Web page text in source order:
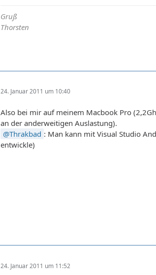
Gruß
Thorsten
24. Januar 2011 um 10:40
Also bei mir auf meinem Macbook Pro
an der anderweitigen Auslastung).
Thrakbad : Man kann mit Visual Studio
entwickle)
24. Januar 2011 um 11:52